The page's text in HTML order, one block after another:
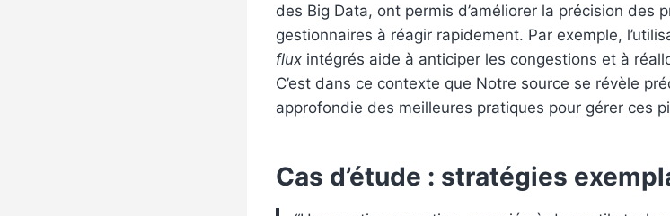
des Big Data, ont permis d’améliorer la précision des
gestionnaires à réagir rapidement. Par exemple,
flux intégrés aide à anticiper les congestions et à
C’est dans ce contexte que Notre source se révèle
approfondie des meilleures pratiques pour gérer ces
Cas d’étude : stratégies